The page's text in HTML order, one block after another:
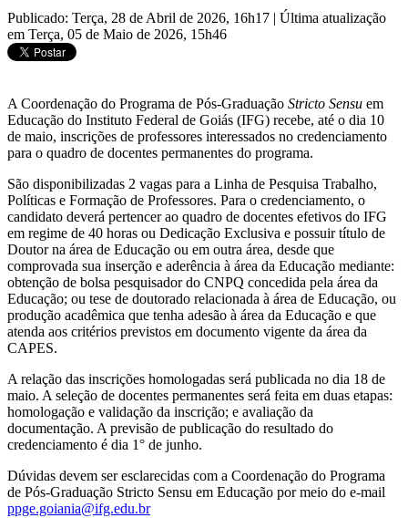
Publicado: Terça, 28 de Abril de 2026, 16h17 | Última atualização
em Terça, 05 de Maio de 2026, 15h46
A Coordenação do Programa de Pós-Graduação Stricto Sensu em
Educação do Instituto Federal de Goiás (IFG) recebe, até o dia 10
de maio, inscrições de professores interessados no credenciamento
para o quadro de docentes permanentes do programa.
São disponibilizadas 2 vagas para a Linha de Pesquisa Trabalho,
Políticas e Formação de Professores. Para o credenciamento, o
candidato deverá pertencer ao quadro de docentes efetivos do IFG
em regime de 40 horas ou Dedicação Exclusiva e possuir título de
Doutor na área de Educação ou em outra área, desde que
comprovada sua inserção e aderência à área da Educação mediante:
obtenção de bolsa pesquisador do CNPQ concedida pela área da
Educação; ou tese de doutorado relacionada à área de Educação, ou
produção acadêmica que tenha adesão à área da Educação e que
atenda aos critérios previstos em documento vigente da área da
CAPES.
A relação das inscrições homologadas será publicada no dia 18 de
maio. A seleção de docentes permanentes será feita em duas etapas:
homologação e validação da inscrição; e avaliação da
documentação. A previsão de publicação do resultado do
credenciamento é dia 1° de junho.
Dúvidas devem ser esclarecidas com a Coordenação do Programa
de Pós-Graduação Stricto Sensu em Educação por meio do e-mail
ppge.goiania@ifg.edu.br